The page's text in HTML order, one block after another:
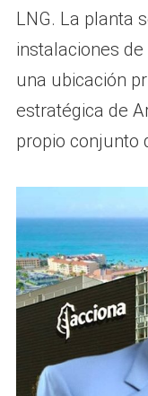
LNG. La planta
instalaciones
una ubicación
estratégica de
propio conjunto